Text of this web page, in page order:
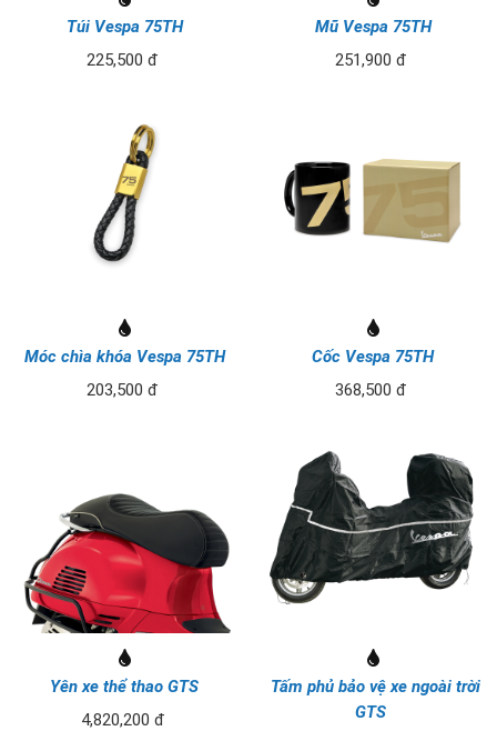
Túi Vespa 75TH
225,500 đ
Mũ Vespa 75TH
251,900 đ
Móc chìa khóa Vespa 75TH
203,500 đ
Cốc Vespa 75TH
368,500 đ
Yên xe thể thao GTS
4,820,200 đ
Tấm phủ bảo vệ xe ngoài trời
GTS